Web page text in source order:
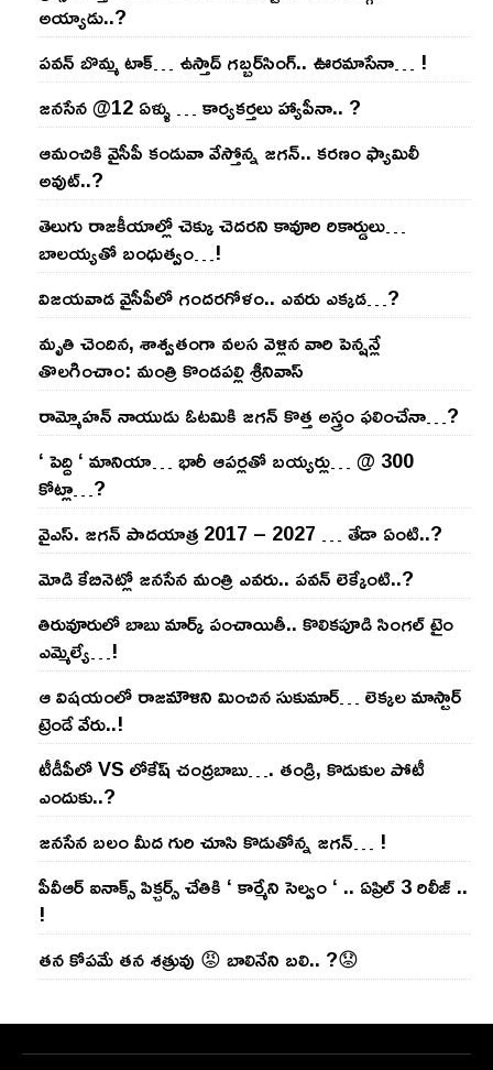
అయ్యాడు..?
ప‌వ‌న్ బొమ్మ టాక్‌… ఉస్తాద్ గ‌బ్బ‌ర్‌సింగ్‌.. ఊర‌మాసేనా… !
జనసేన @12 ఏళ్ళు … కార్యకర్తలు హ్యాపీనా.. ?
ఆమంచికి వైసీపీ కండువా వేస్తోన్న జ‌గ‌న్‌.. క‌ర‌ణం ఫ్యామిలీ
అవుట్‌..?
తెలుగు రాజ‌కీయాల్లో చెక్కు చెద‌ర‌ని కావూరి రికార్డులు…
బాల‌య్యతో బంధుత్వం…!
విజ‌య‌వాడ వైసీపీలో గంద‌ర‌గోళం.. ఎవ‌రు ఎక్క‌డ‌…?
మృతి చెందిన, శాశ్వతంగా వలస వెళ్లిన వారి పెన్ష‌న్లే
తొల‌గించాం: మంత్రి కొండపల్లి శ్రీనివాస్
రామ్మోహ‌న్ నాయుడు ఓట‌మికి జ‌గ‌న్ కొత్త అస్త్రం ఫ‌లించేనా…?
‘ పెద్ది ‘ మానియా… భారీ ఆప‌ర్ల‌తో బ‌య్య‌ర్లు… @ 300
కోట్లా…?
వైఎస్‌. జ‌గ‌న్ పాద‌యాత్ర 2017 – 2027 … తేడా ఏంటి..?
మోడి కేబినెట్లో జ‌నసేన మంత్రి ఎవ‌రు.. ప‌వ‌న్ లెక్కేంటి..?
తిరువూరులో బాబు మార్క్ పంచాయితీ.. కొలిక‌పూడి సింగ‌ల్ టైం
ఎమ్మెల్యే…!
ఆ విష‌యంలో రాజ‌మౌళిని మించిన సుకుమార్‌… లెక్క‌ల మాస్టార్
ట్రెండే వేరు..!
టీడీపీలో VS లోకేష్ చంద్ర‌బాబు…. తండ్రి, కొడుకుల పోటీ
ఎందుకు..?
జ‌న‌సేన బ‌లం మీద గురి చూసి కొడుతోన్న జ‌గ‌న్‌… !
పీవీఆర్ ఐనాక్స్ పిక్చర్స్ చేతికి ‘ కార్మేని సెల్వం ‘ .. ఏప్రిల్ 3 రిలీజ్ ..
!
తన కోపమే తన శత్రువు 😡 బాలినేని బలి.. ?😟